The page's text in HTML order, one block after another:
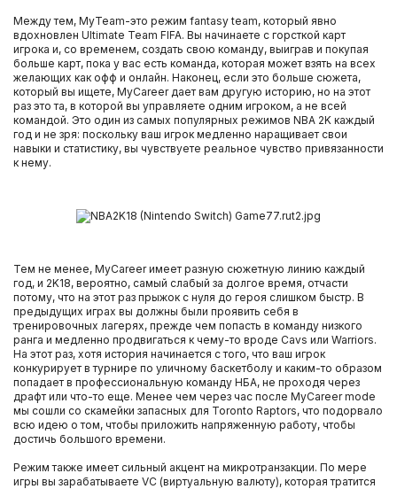
Между тем, MyTeam-это режим fantasy team, который явно
вдохновлен Ultimate Team FIFA. Вы начинаете с горсткой карт
игрока и, со временем, создать свою команду, выиграв и покупая
больше карт, пока у вас есть команда, которая может взять на всех
желающих как офф и онлайн. Наконец, если это больше сюжета,
который вы ищете, MyCareer дает вам другую историю, но на этот
раз это та, в которой вы управляете одним игроком, а не всей
командой. Это один из самых популярных режимов NBA 2K каждый
год и не зря: поскольку ваш игрок медленно наращивает свои
навыки и статистику, вы чувствуете реальное чувство привязанности
к нему.
Тем не менее, MyCareer имеет разную сюжетную линию каждый
год, и 2K18, вероятно, самый слабый за долгое время, отчасти
потому, что на этот раз прыжок с нуля до героя слишком быстр. В
предыдущих играх вы должны были проявить себя в
тренировочных лагерях, прежде чем попасть в команду низкого
ранга и медленно продвигаться к чему-то вроде Cavs или Warriors.
На этот раз, хотя история начинается с того, что ваш игрок
конкурирует в турнире по уличному баскетболу и каким-то образом
попадает в профессиональную команду НБА, не проходя через
драфт или что-то еще. Менее чем через час после MyCareer mode
мы сошли со скамейки запасных для Toronto Raptors, что подорвало
всю идею о том, чтобы приложить напряженную работу, чтобы
достичь большого времени.
Режим также имеет сильный акцент на микротранзакции. По мере
игры вы зарабатываете VC (виртуальную валюту), которая тратится